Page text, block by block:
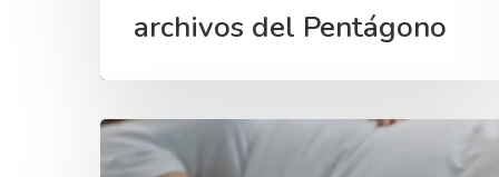
archivos del Pentágono